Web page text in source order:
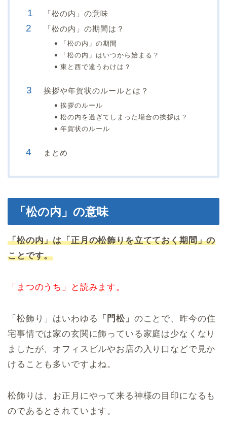
「松の内」の意味
「松の内」の期間は？
「松の内」の期間
「松の内」はいつから始まる？
東と西で違うわけは？
挨拶や年賀状のルールとは？
挨拶のルール
松の内を過ぎてしまった場合の挨拶は？
年賀状のルール
まとめ
「松の内」の意味
「松の内」は「正月の松飾りを立てておく期間」の
ことです。
「まつのうち」と読みます。
「松飾り」はいわゆる 「門松」 のことで、昨今の住
宅事情では家の玄関に飾っている家庭は少なくなり
ましたが、オフィスビルやお店の入り口などで見か
けることも多いですよね。
松飾りは、お正月にやって来る神様の目印になるも
のであるとされています。